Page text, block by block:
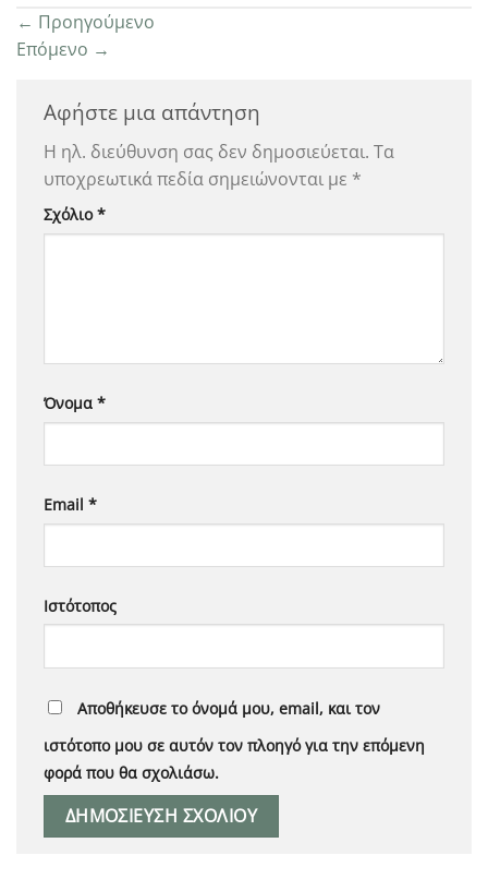
← Προηγούμενο
Επόμενο →
Αφήστε μια απάντηση
Η ηλ. διεύθυνση σας δεν δημοσιεύεται. Τα
υποχρεωτικά πεδία σημειώνονται με *
Σχόλιο*
Όνομα *
Email *
Ιστότοπος
Αποθήκευσε το όνομά μου, email, και τον
ιστότοπο μου σε αυτόν τον πλοηγό για την επόμενη
φορά που θα σχολιάσω.